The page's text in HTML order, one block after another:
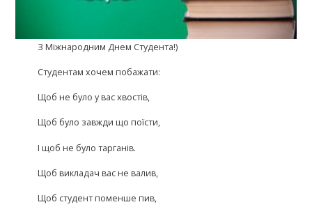
З Міжнародним Днем Студента!)
Студентам хочем побажати:
Щоб не було у вас хвостів,
Щоб було завжди що поїсти,
І щоб не було тарганів.
Щоб викладач вас не валив,
Щоб студент поменше пив,